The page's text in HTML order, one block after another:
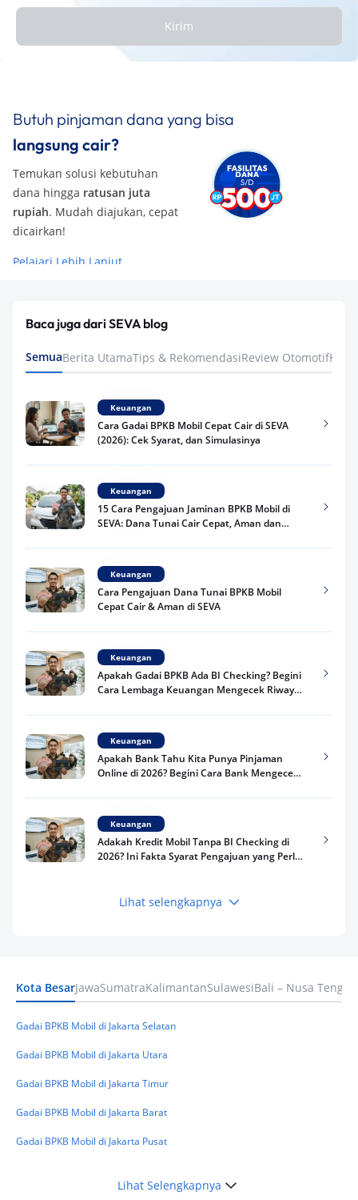
Kirim
Butuh pinjaman dana yang bisa
langsung cair?
Temukan solusi kebutuhan
dana hingga ratusan juta
rupiah. Mudah diajukan, cepat
dicairkan!
Pelajari Lebih Lanjut
Baca juga dari SEVA blog
SemuaBerita UtamaTips & RekomendasiReview Otomotif
Keuangan
Cara Gadai BPKB Mobil Cepat Cair di SEVA
(2026): Cek Syarat, dan Simulasinya
Keuangan
15 Cara Pengajuan Jaminan BPKB Mobil di
SEVA: Dana Tunai Cair Cepat, Aman dan
Keuangan
Cara Pengajuan Dana Tunai BPKB Mobil
Cepat Cair & Aman di SEVA
Keuangan
Apakah Gadai BPKB Ada BI Checking? Begini
Cara Lembaga Keuangan Mengecek Riwayat
Keuangan
Apakah Bank Tahu Kita Punya Pinjaman
Online di 2026? Begini Cara Bank Mengecek
Keuangan
Adakah Kredit Mobil Tanpa BI Checking di
2026? Ini Fakta Syarat Pengajuan yang Perlu
Keuangan
Keuangan
Masuk BI Checking? Simak Peraturan
Lihat selengkapnya
Kota BesarJawaSumatraKalimantanSulawesiBali – Nusa
Gadai BPKB Mobil di Jakarta Selatan
Gadai BPKB Mobil di Jakarta Utara
Gadai BPKB Mobil di Jakarta Timur
Gadai BPKB Mobil di Jakarta Barat
Gadai BPKB Mobil di Jakarta Pusat
Lihat Selengkapnya